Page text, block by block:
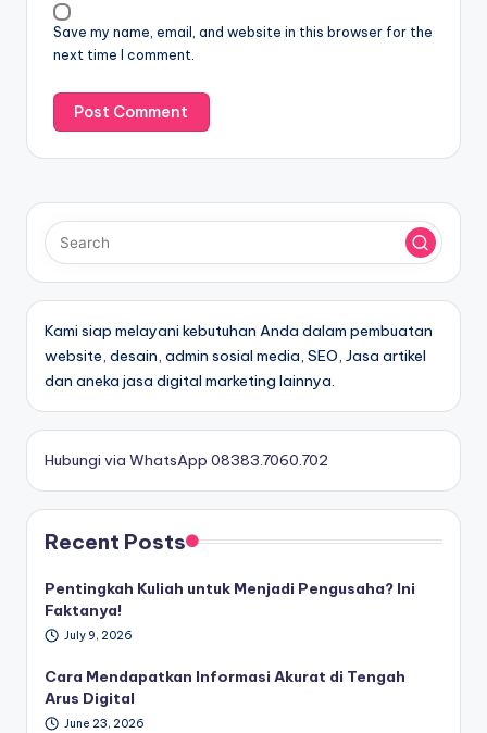
Save my name, email, and website in this browser for the
next time I comment.
Kami siap melayani kebutuhan Anda dalam pembuatan
website, desain, admin sosial media, SEO, Jasa artikel
dan aneka jasa digital marketing lainnya.
Hubungi via WhatsApp 08383.7060.702
Recent Posts
Pentingkah Kuliah untuk Menjadi Pengusaha? Ini
Faktanya!
July 9, 2026
Cara Mendapatkan Informasi Akurat di Tengah
Arus Digital
June 23, 2026